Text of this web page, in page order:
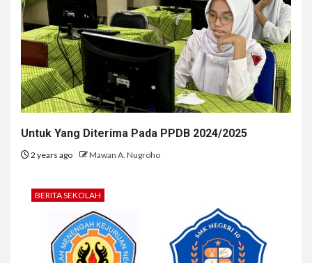
Untuk Yang Diterima Pada PPDB 2024/2025
2 years ago Mawan A. Nugroho
BERITA SEKOLAH